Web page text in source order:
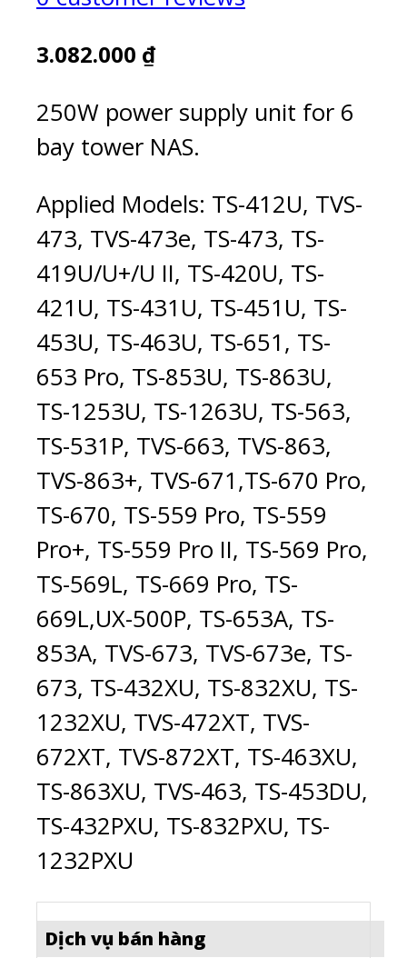
3.082.000 ₫
250W power supply unit for 6
bay tower NAS.
Applied Models: TS-412U, TVS-
473, TVS-473e, TS-473, TS-
419U/U+/U II, TS-420U, TS-
421U, TS-431U, TS-451U, TS-
453U, TS-463U, TS-651, TS-
653 Pro, TS-853U, TS-863U,
TS-1253U, TS-1263U, TS-563,
TS-531P, TVS-663, TVS-863,
TVS-863+, TVS-671,TS-670 Pro,
TS-670, TS-559 Pro, TS-559
Pro+, TS-559 Pro II, TS-569 Pro,
TS-569L, TS-669 Pro, TS-
669L,UX-500P, TS-653A, TS-
853A, TVS-673, TVS-673e, TS-
673, TS-432XU, TS-832XU, TS-
1232XU, TVS-472XT, TVS-
672XT, TVS-872XT, TS-463XU,
TS-863XU, TVS-463, TS-453DU,
TS-432PXU, TS-832PXU, TS-
1232PXU
Dịch vụ bán hàng